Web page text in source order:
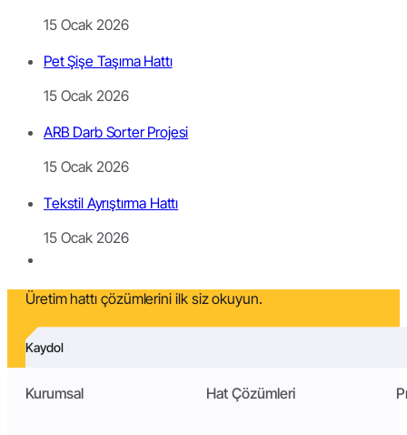
15 Ocak 2026
Pet Şişe Taşıma Hattı
15 Ocak 2026
ARB Darb Sorter Projesi
15 Ocak 2026
Tekstil Ayrıştırma Hattı
15 Ocak 2026
Üretim hattı çözümlerini ilk siz okuyun.
Kaydol
Kurumsal Hat Çözümleri